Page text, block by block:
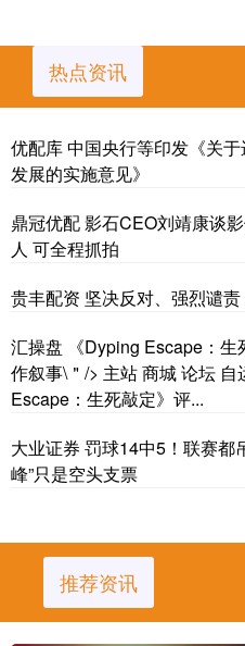
热点资讯
优配库 中国央行等印发《关
发展的实施意见》
鼎冠优配 影石CEO刘靖康谈
人 可全程抓拍
贵丰配资 坚决反对、强烈谴
汇操盘 《Dyping Escape：
作叙事\＂/> 主站 商城 论坛
Escape：生死敲定》评...
大业证券 罚球14中5！联赛都
峰”只是空头支票
推荐资讯